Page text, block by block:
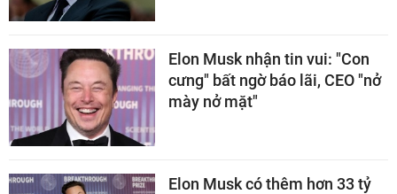
Elon Musk nhận tin vui: "Con
cưng" bất ngờ báo lãi, CEO "nở
mày nở mặt"
Elon Musk có thêm hơn 33 tỷ